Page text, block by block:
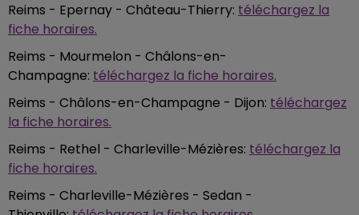
Reims - Epernay - Château-Thierry: téléchargez la
fiche horaires.
Reims - Mourmelon - Châlons-en-
Champagne: téléchargez la fiche horaires.
Reims - Châlons-en-Champagne - Dijon: téléchargez
la fiche horaires.
Reims - Rethel - Charleville-Mézières: téléchargez la
fiche horaires.
Reims - Charleville-Mézières - Sedan -